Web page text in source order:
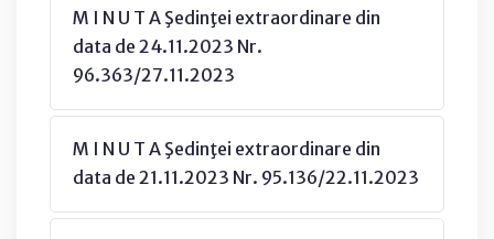
M I N U T A Şedinţei extraordinare din
data de 24.11.2023 Nr.
96.363/27.11.2023
M I N U T A Şedinţei extraordinare din
data de 21.11.2023 Nr. 95.136/22.11.2023